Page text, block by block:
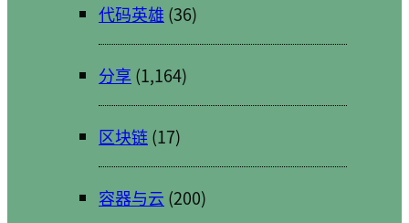
代码英雄 (36)
分享 (1,164)
区块链(17)
容器与云 (200)